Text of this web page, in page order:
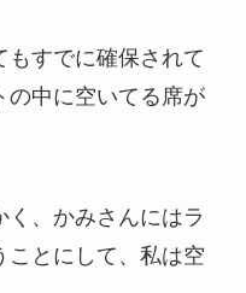
すでに確保されて
の中に空いてる席が
、かみさんにはラ
ことにして、私は空